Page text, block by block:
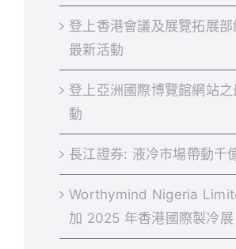
登上香港會議及展覽拓展部
最新活動
登上亞洲國際博覽館網站之
動
長江證券: 液冷市場帶動千
Worthymind Nigeria
加 2025 年香港國際製冷展